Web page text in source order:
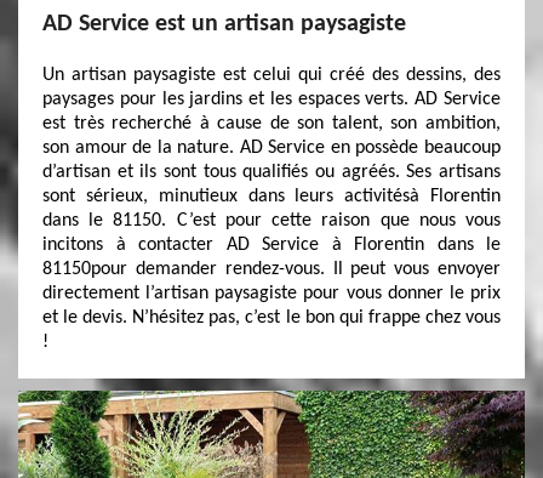
AD Service est un artisan paysagiste
Un artisan paysagiste est celui qui créé des dessins, des
paysages pour les jardins et les espaces verts. AD Service
est très recherché à cause de son talent, son ambition,
son amour de la nature. AD Service en possède beaucoup
d’artisan et ils sont tous qualifiés ou agréés. Ses artisans
sont sérieux, minutieux dans leurs activitésà Florentin
dans le 81150. C’est pour cette raison que nous vous
incitons à contacter AD Service à Florentin dans le
81150pour demander rendez-vous. Il peut vous envoyer
directement l’artisan paysagiste pour vous donner le prix
et le devis. N’hésitez pas, c’est le bon qui frappe chez vous
!